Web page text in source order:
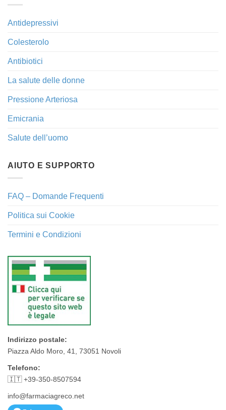
Antidepressivi
Colesterolo
Antibiotici
La salute delle donne
Pressione Arteriosa
Emicrania
Salute dell’uomo
AIUTO E SUPPORTO
FAQ – Domande Frequenti
Politica sui Cookie
Termini e Condizioni
Indirizzo postale:
Piazza Aldo Moro, 41, 73051 Novoli
Telefono:
🇮🇹 +39-350-8507594
info@farmaciagreco.net